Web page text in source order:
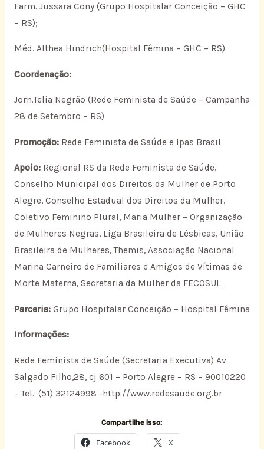
Farm. Jussara Cony (Grupo Hospitalar Conceição – GHC
– RS);
Méd. Althea Hindrich(Hospital Fêmina – GHC – RS).
Coordenação:
Jorn.Telia Negrão (Rede Feminista de Saúde – Campanha
28 de Setembro – RS)
Promoção:Rede Feminista de Saúde e Ipas Brasil
Apoio:Regional RS da Rede Feminista de Saúde,
Conselho Municipal dos Direitos da Mulher de Porto
Alegre, Conselho Estadual dos Direitos da Mulher,
Coletivo Feminino Plural, Maria Mulher – Organização
de Mulheres Negras, Liga Brasileira de Lésbicas, União
Brasileira de Mulheres, Themis, Associação Nacional
Marina Carneiro de Familiares e Amigos de Vítimas de
Morte Materna, Secretaria da Mulher da FECOSUL.
Parceria:Grupo Hospitalar Conceição – Hospital Fêmina
Informações:
Rede Feminista de Saúde (Secretaria Executiva) Av.
Salgado Filho,28, cj 601 – Porto Alegre – RS – 90010220
– Tel.: (51) 32124998 -http://www.redesaude.org.br
Compartilhe isso:
Facebook X